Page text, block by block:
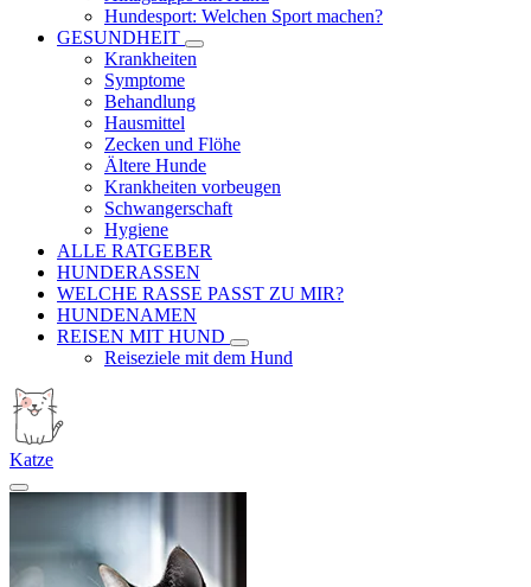
Hundesport: Welchen Sport machen?
GESUNDHEIT
Krankheiten
Symptome
Behandlung
Hausmittel
Zecken und Flöhe
Ältere Hunde
Krankheiten vorbeugen
Schwangerschaft
Hygiene
ALLE RATGEBER
HUNDERASSEN
WELCHE RASSE PASST ZU MIR?
HUNDENAMEN
REISEN MIT HUND
Reiseziele mit dem Hund
Katze